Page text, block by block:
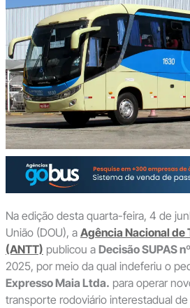
Na edição desta quarta-feira, 4 de
União (DOU), a Agência Nacional de
(ANTT) publicou a Decisão SUPAS
2025, por meio da qual indeferiu o
Expresso Maia Ltda. para operar
transporte rodoviário interestadual